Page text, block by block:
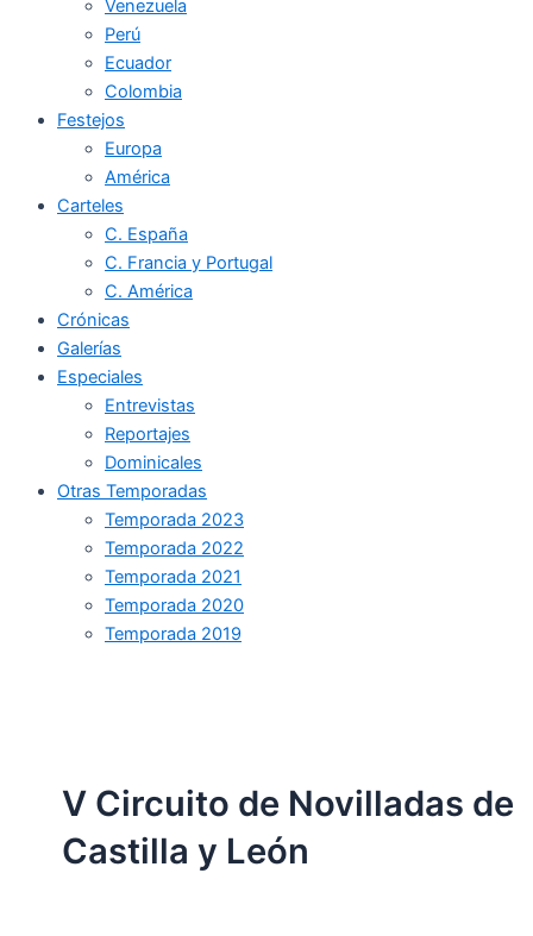
Venezuela
Perú
Ecuador
Colombia
Festejos
Europa
América
Carteles
C. España
C. Francia y Portugal
C. América
Crónicas
Galerías
Especiales
Entrevistas
Reportajes
Dominicales
Otras Temporadas
Temporada 2023
Temporada 2022
Temporada 2021
Temporada 2020
Temporada 2019
V Circuito de Novilladas de
Castilla y León